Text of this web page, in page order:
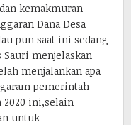
kemakmuran
Dana Desa
pun saat ini sedang
Sauri menjelaskan
menjalankan apa
pemerintah
2020 ini,selain
untuk